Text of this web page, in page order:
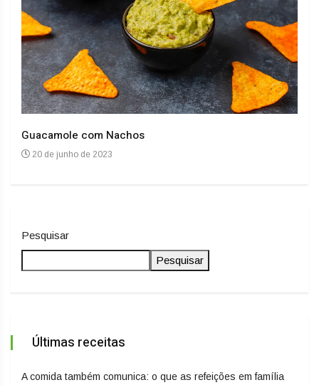
Guacamole com Nachos
20 de junho de 2023
Pesquisar
Pesquisar
Últimas receitas
A comida também comunica: o que as refeições em família